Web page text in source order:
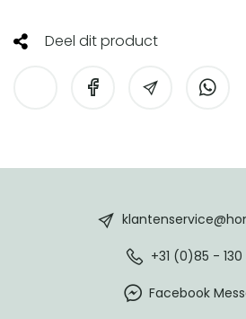
Deel dit product
+31 (0)85 -
Facebook